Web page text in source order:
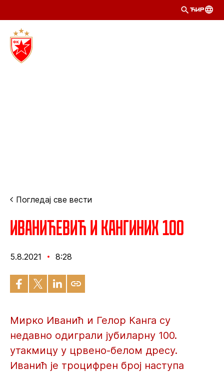
ЋИР
Погледај све вести
Иванићевић и Кангиних 100
5.8.2021 8:28
Мирко Иванић и Гелор Канга су
недавно одиграли јубиларну 100.
утакмицу у црвено-белом дресу.
Иванић је троцифрен број наступа